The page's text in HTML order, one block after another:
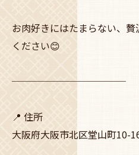
お肉好きにはたまらない、
ください😊
────────────
📍 住所
大阪府大阪市北区堂山町10-